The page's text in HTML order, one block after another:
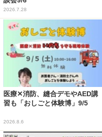
2026.7.28
医療✕消防、縫合デモやAED講
習も「おしごと体験博」9/5
2026.8.6